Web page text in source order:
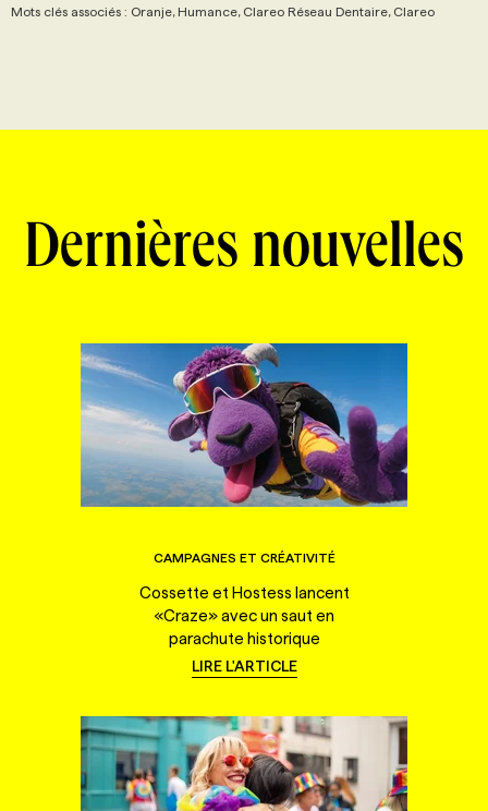
Mots clés associés : Oranje, Humance, Clareo Réseau Dentaire, Clareo
Dernières nouvelles
CAMPAGNES ET CRÉATIVITÉ
Cossette et Hostess lancent
«Craze» avec un saut en
parachute historique
LIRE L'ARTICLE